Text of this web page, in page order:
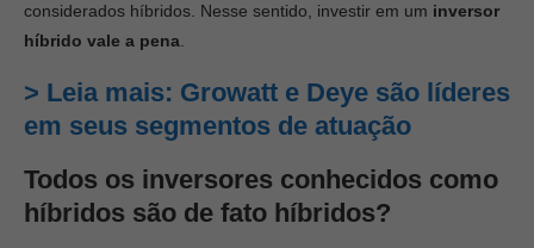
considerados híbridos. Nesse sentido, investir em um inversor
híbrido vale a pena
> Leia mais: Growatt e Deye são líderes
em seus segmentos de atuação
Todos os inversores conhecidos como
híbridos são de fato híbridos?